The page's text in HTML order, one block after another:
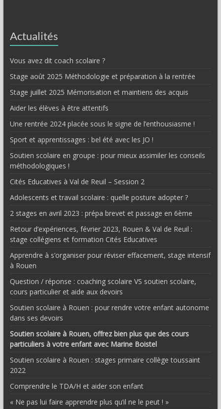
Actualités
Vous avez dit coach scolaire ?
Stage août 2025 Méthodologie et préparation à la rentrée
Stage juillet 2025 Mémorisation et maintiens des acquis
Aider les élèves à être attentifs
Une rentrée 2024 placée sous le signe de l’enthousiasme !
Sport et apprentissages : bel été avec les JO !
Soutien scolaire en groupe : pour mieux assimiler les conseils
méthodologiques !
Cités Educatives à Val de Reuil – Session 2
Adolescents et travail scolaire : quelle posture adopter ?
2 stages en avril 2023 : prépa brevet et passage en 6ème
Retour d’expériences, février 2023, Rouen & Val de Reuil :
stage collégiens et formation Cités Educatives
Apprendre à s’organiser pour réviser effacement, stage intensif
à Rouen
Question / réponse : coaching scolaire VS soutien scolaire,
cours particulier et aide aux devoirs
Soutien scolaire à Rouen : pour rendre votre enfant autonome
dans ses devoirs
Soutien scolaire à Rouen, offrez bien plus que des cours
particuliers à votre enfant avec Marine Boistel
Soutien scolaire à Rouen : stages primaire collège toussaint
2022
Comprendre le TDA/H et aider son enfant
« Ne pas lui faire apprendre plus qu’il ne le peut ! »